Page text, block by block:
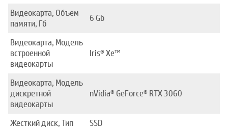
Видеокарта, Объем
памяти, Гб
6 Gb
Видеокарта, Модель
встроенной
видеокарты
Iris® Xe™
Видеокарта, Модель
дискретной
видеокарты
nVidia® GeForce® RTX 3060
Жесткий диск, Тип
SSD